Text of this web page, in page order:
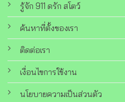
รู้จัก 911 ดรัก สโตว์
ค้นหาที่ตั้งของเรา
ติดต่อเรา
เงื่อนไขการใช้งาน
นโยบายความเป็นส่วนตัว